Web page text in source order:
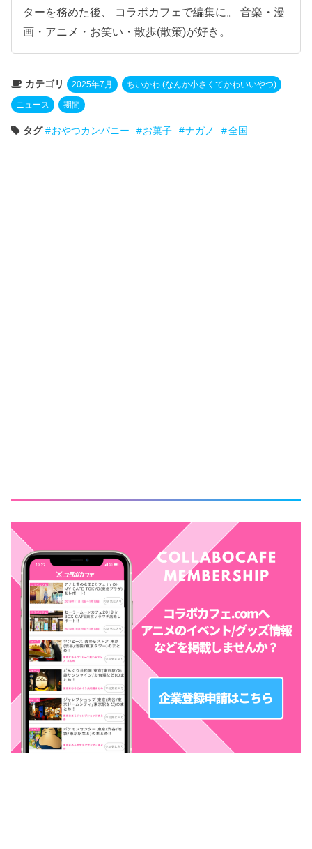
ターを務めた後、 コラボカフェで編集に。 音楽・漫
画・アニメ・お笑い・散歩(散策)が好き。
カテゴリ 2025年7月 ちいかわ (なんか小さくてかわいいやつ)
ニュース 期間
タグ おやつカンパニー お菓子 ナガノ 全国